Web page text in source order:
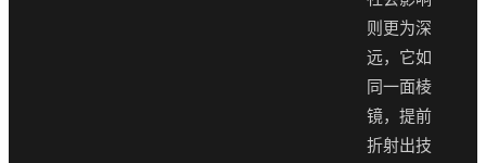
则更为深
远，它如
同一面棱
镜，提前
折射出技